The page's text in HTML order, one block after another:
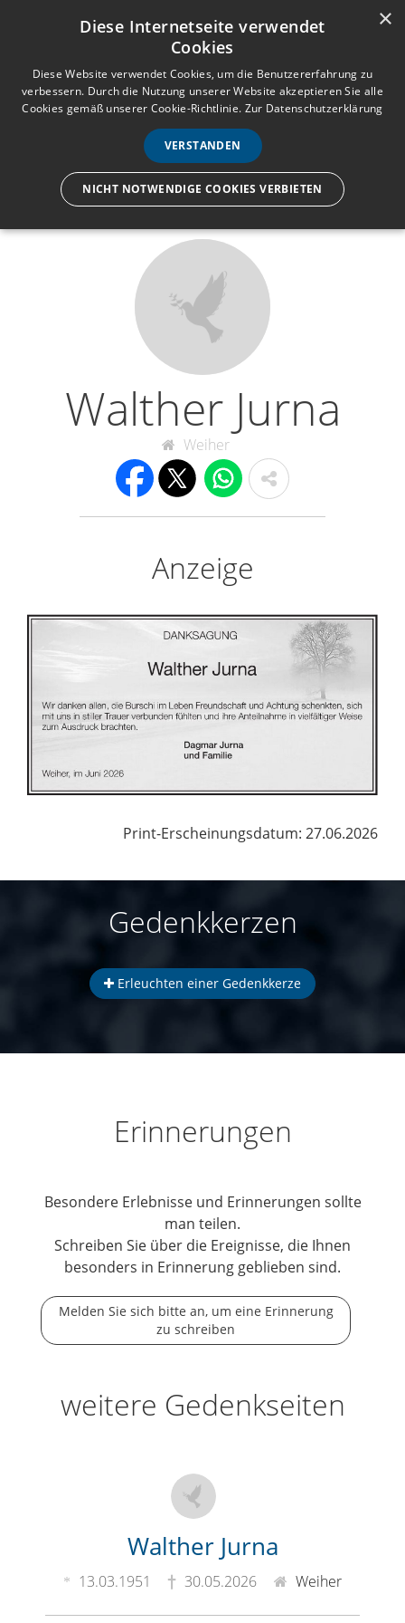
Anmelden Registrieren
e
n
ü
Wir lassen nur die Hand los,
Walther Jurna
Weiher
Anzeige
Print-Erscheinungsdatum: 27.06.2026
Gedenkkerzen
Erleuchten einer Gedenkkerze
Erinnerungen
Besondere Erlebnisse und Erinnerungen sollte
man teilen.
Schreiben Sie über die Ereignisse, die Ihnen
besonders in Erinnerung geblieben sind.
Melden Sie sich bitte an, um eine Erinnerung
zu schreiben
weitere Gedenkseiten
Walther Jurna
13.03.1951 30.05.2026 Weiher
×
Diese Internetseite verwendet
Cookies
Diese Website verwendet Cookies, um die Benutzererfahrung zu
verbessern. Durch die Nutzung unserer Website akzeptieren Sie alle
Cookies gemäß unserer Cookie-Richtlinie. Zur Datenschutzerklärung
VERSTANDEN
NICHT NOTWENDIGE COOKIES VERBIETEN